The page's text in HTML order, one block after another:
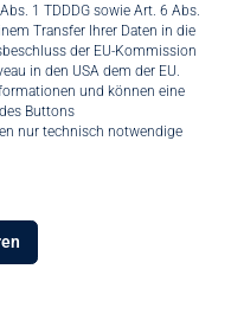
1 TDDDG sowie Art. 6 Abs.
Transfer Ihrer Daten in die
der EU-Kommission
in den USA dem der EU.
und können eine
Buttons
nur technisch notwendige
unser Geschäftsführer und
Herr Udo Mielke in
somit den schrittweisen
GmbH.
Unternehmen zu dem
ITK-Systemhäuser in